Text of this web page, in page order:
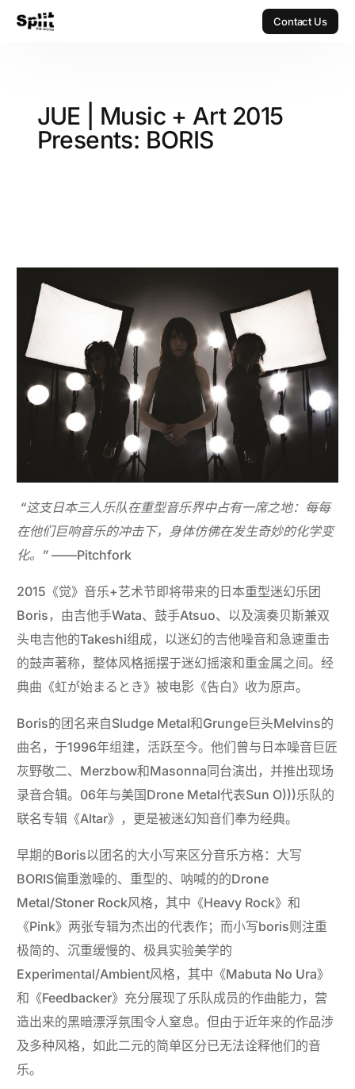
Contact Us
JUE | Music + Art 2015
Presents: BORIS
“这支日本三人乐队在重型音乐界中占有一席之地：每每
在他们巨响音乐的冲击下，身体仿佛在发生奇妙的化学变
化。”——Pitchfork
2015《觉》音乐+艺术节即将带来的日本重型迷幻乐团
Boris，由吉他手Wata、鼓手Atsuo、以及演奏贝斯兼双
头电吉他的Takeshi组成，以迷幻的吉他噪音和急速重击
的鼓声著称，整体风格摇摆于迷幻摇滚和重金属之间。经
典曲《虹が始まるとき》被电影《告白》收为原声。
Boris的团名来自Sludge Metal和Grunge巨头Melvins的
曲名，于1996年组建，活跃至今。他们曾与日本噪音巨匠
灰野敬二、Merzbow和Masonna同台演出，并推出现场
录音合辑。06年与美国Drone Metal代表Sun O)))乐队的
联名专辑《Altar》，更是被迷幻知音们奉为经典。
早期的Boris以团名的大小写来区分音乐方格：大写
BORIS偏重激噪的、重型的、呐喊的的Drone
Metal/Stoner Rock风格，其中《Heavy Rock》和
《Pink》两张专辑为杰出的代表作；而小写boris则注重
极简的、沉重缓慢的、极具实验美学的
Experimental/Ambient风格，其中《Mabuta No Ura》
和《Feedbacker》充分展现了乐队成员的作曲能力，营
造出来的黑暗漂浮氛围令人窒息。但由于近年来的作品涉
及多种风格，如此二元的简单区分已无法诠释他们的音
乐。